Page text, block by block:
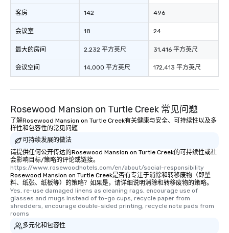
客房
会议室
最大的房间
会议空间
142
18
2,232 平方英尺
14,000 平方英尺
496
24
31,416 平方英尺
172,413 平方英尺
Rosewood Mansion on Turtle Creek 常见问题
了解Rosewood Mansion on Turtle Creek有关健康与安全、可持续性以及多
样性和包容性的常见问题
可持续发展的做法
请提供任何公开传达的Rosewood Mansion on Turtle Creek的可持续性或社
会影响目标/策略的评论或链接。
https://www.rosewoodhotels.com/en/about/social-responsibility
Rosewood Mansion on Turtle Creek是否有专注于消除和转移废物（即塑
料、纸张、纸板等）的策略？如果是，请详细说明消除和转移废物的策略。
Yes, re-use damaged linens as cleaning rags, encourage use of
glasses and mugs instead of to-go cups, recycle paper from
shredders, encourage double-sided printing, recycle note pads from
rooms
多元化和包容性